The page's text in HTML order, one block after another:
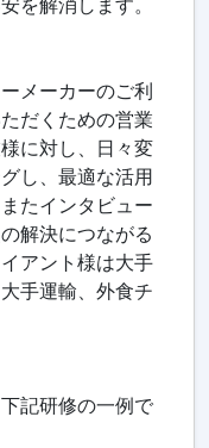
を解消します。
メーカーのご利
だくための営業
に対し、日々変
し、最適な活用
たインタビュー
解決につながる
アント様は大手
手運輸、外食チ
記研修の一例で